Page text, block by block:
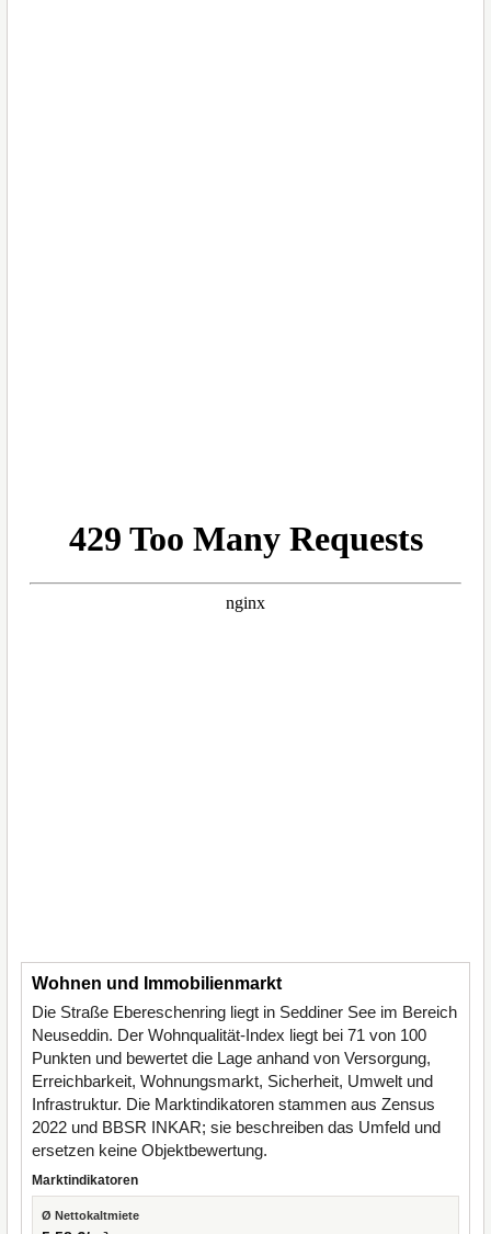
Wohnen und Immobilienmarkt
Die Straße Ebereschenring liegt in Seddiner See im Bereich
Neuseddin. Der Wohnqualität-Index liegt bei 71 von 100
Punkten und bewertet die Lage anhand von Versorgung,
Erreichbarkeit, Wohnungsmarkt, Sicherheit, Umwelt und
Infrastruktur. Die Marktindikatoren stammen aus Zensus
2022 und BBSR INKAR; sie beschreiben das Umfeld und
ersetzen keine Objektbewertung.
Marktindikatoren
Ø Nettokaltmiete